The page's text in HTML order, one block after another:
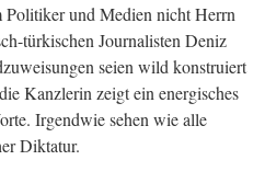
Politiker und Medien nicht Herrn
türkischen Journalisten Deniz
seien wild konstruiert
Kanzlerin zeigt ein energisches
Irgendwie sehen wie alle
Diktatur.